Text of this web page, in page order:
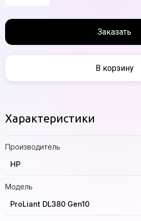
Заказать
В корзину
Характеристики
Производитель
HP
Модель
ProLiant DL380 Gen10